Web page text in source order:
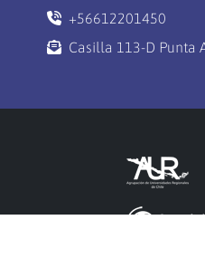
+56612201450
Casilla 113-D Punta